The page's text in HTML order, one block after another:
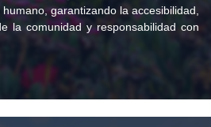
garantizando la accesibilidad,
la comunidad y responsabilidad con